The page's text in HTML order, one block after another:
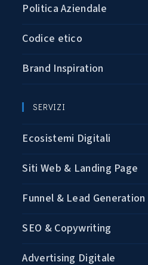
Politica Aziendale
Codice etico
Brand Inspiration
SERVIZI
Ecosistemi Digitali
Siti Web & Landing Page
Funnel & Lead Generation
SEO & Copywriting
Advertising Digitale